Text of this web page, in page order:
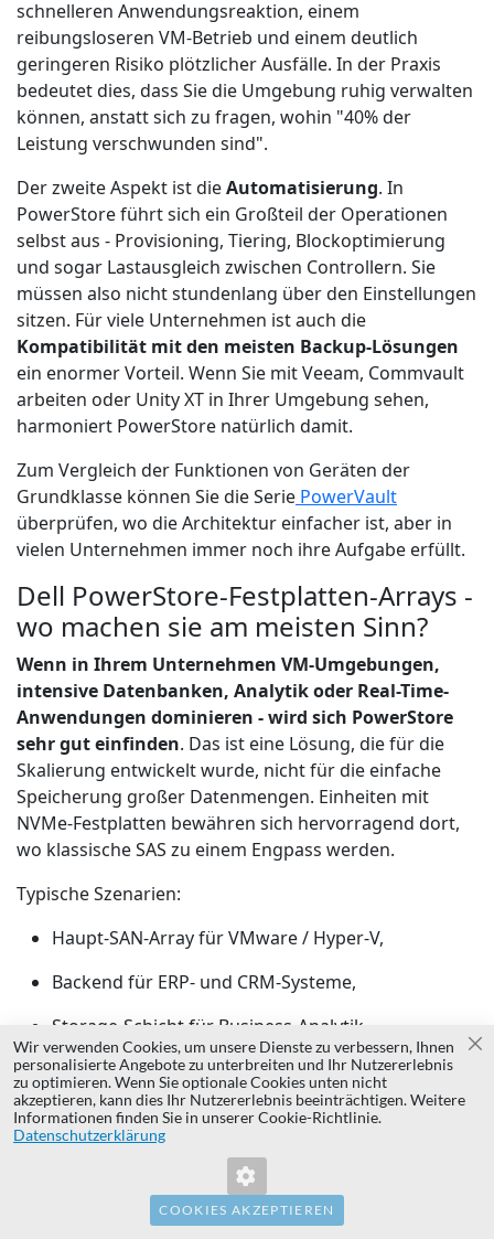
schnelleren Anwendungsreaktion, einem
reibungsloseren VM-Betrieb und einem deutlich
geringeren Risiko plötzlicher Ausfälle. In der Praxis
bedeutet dies, dass Sie die Umgebung ruhig verwalten
können, anstatt sich zu fragen, wohin "40% der
Leistung verschwunden sind".
Der zweite Aspekt ist dieAutomatisierung. In
PowerStore führt sich ein Großteil der Operationen
selbst aus - Provisioning, Tiering, Blockoptimierung
und sogar Lastausgleich zwischen Controllern. Sie
müssen also nicht stundenlang über den Einstellungen
sitzen. Für viele Unternehmen ist auch die
Kompatibilität mit den meisten Backup-Lösungen
ein enormer Vorteil. Wenn Sie mit Veeam, Commvault
arbeiten oder Unity XT in Ihrer Umgebung sehen,
harmoniert PowerStore natürlich damit.
Zum Vergleich der Funktionen von Geräten der
Grundklasse können Sie die Serie PowerVault
überprüfen, wo die Architektur einfacher ist, aber in
vielen Unternehmen immer noch ihre Aufgabe erfüllt.
Dell PowerStore-Festplatten-Arrays -
wo machen sie am meisten Sinn?
Wenn in Ihrem Unternehmen VM-Umgebungen,
intensive Datenbanken, Analytik oder Real-Time-
Anwendungen dominieren - wird sich PowerStore
sehr gut einfinden. Das ist eine Lösung, die für die
Skalierung entwickelt wurde, nicht für die einfache
Speicherung großer Datenmengen. Einheiten mit
NVMe-Festplatten bewähren sich hervorragend dort,
wo klassische SAS zu einem Engpass werden.
Typische Szenarien:
Haupt-SAN-Array für VMware / Hyper-V,
Backend für ERP- und CRM-Systeme,
Storage-Schicht für Business-Analytik,
Schnelles Storage für Backup, Replikation oder
Disaster Recovery,
Umgebungen, die hohen IOPS erfordern.
Wenn Sie immer noch verschiedene Serien
vergleichen, sehen Sie sich die vollständige Abteilung
Wir verwenden Cookies, um unsere Dienste zu verbessern, Ihnen
personalisierte Angebote zu unterbreiten und Ihr Nutzererlebnis
zu optimieren. Wenn Sie optionale Cookies unten nicht
akzeptieren, kann dies Ihr Nutzererlebnis beeinträchtigen. Weitere
Informationen finden Sie in unserer Cookie-Richtlinie.
Datenschutzerklärung
COOKIES AKZEPTIEREN